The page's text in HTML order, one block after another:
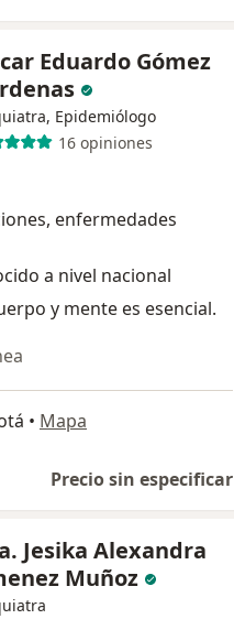
Eduardo Gómez
Epidemiólogo
16 opiniones
enfermedades
a nivel nacional
y mente es esencial.
• Mapa
Precio sin especificar
Jesika Alexandra
Muñoz